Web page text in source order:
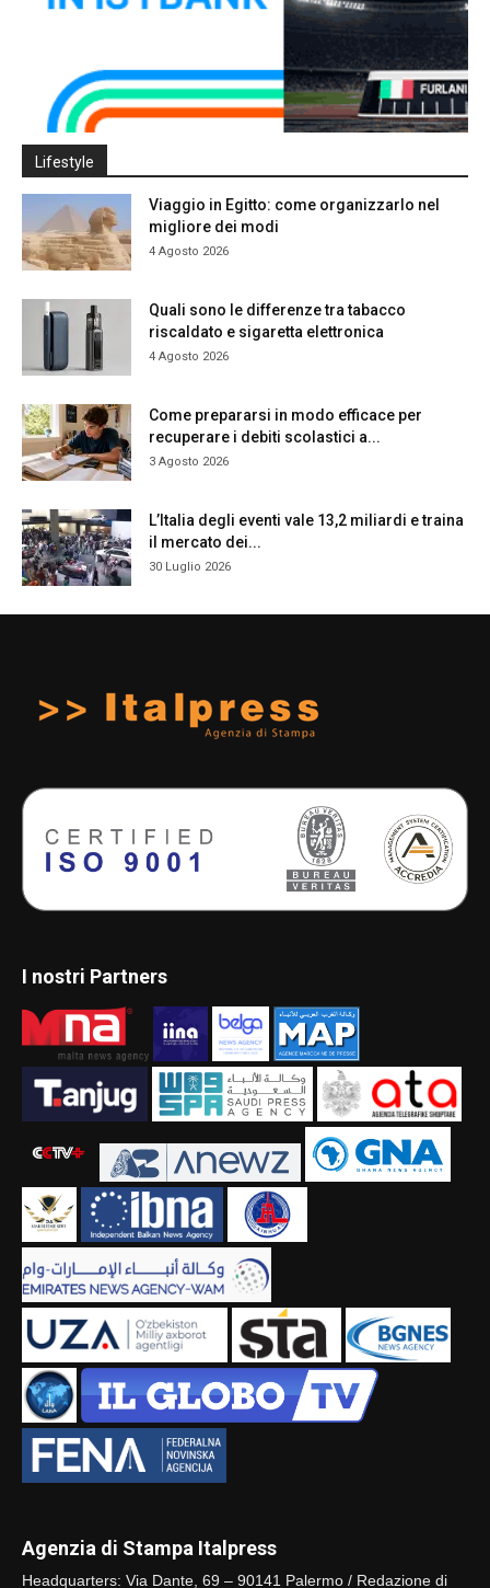
Lifestyle
Viaggio in Egitto: come organizzarlo nel
migliore dei modi
4 Agosto 2026
Quali sono le differenze tra tabacco
riscaldato e sigaretta elettronica
4 Agosto 2026
Come prepararsi in modo efficace per
recuperare i debiti scolastici a...
3 Agosto 2026
L’Italia degli eventi vale 13,2 miliardi e traina
il mercato dei...
30 Luglio 2026
I nostri Partners
Agenzia di Stampa Italpress
Headquarters: Via Dante, 69 – 90141 Palermo / Redazione di